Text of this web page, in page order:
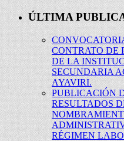
ÚLTIMA
CONTRATO DE
DE LA
SECUNDARIA
AYAVIRI.
PUBLICACIÓN
RESULTADOS
RÉGIMEN